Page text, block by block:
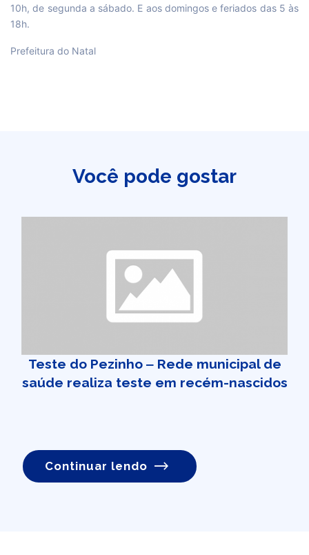
10h, de segunda a sábado. E aos domingos e feriados das 5 às
18h.
Prefeitura do Natal
Você pode gostar
Teste do Pezinho ‒ Rede municipal de
saúde realiza teste em recém-nascidos
Continuar lendo